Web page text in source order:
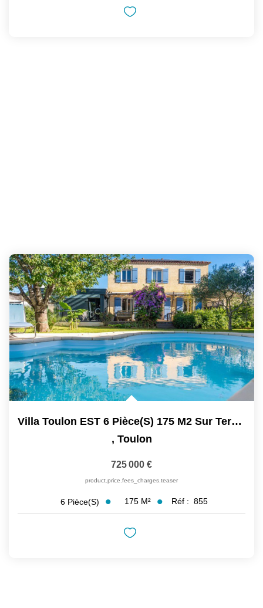
Villa Toulon EST 6 Pièce(s) 175 M2 Sur Terrain De 620m2...
, Toulon
725 000 €
product.price.fees_charges.teaser
6 Pièce(s) 175 M² Réf : 855